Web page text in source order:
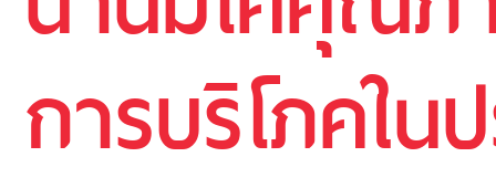
การบริโภคใน